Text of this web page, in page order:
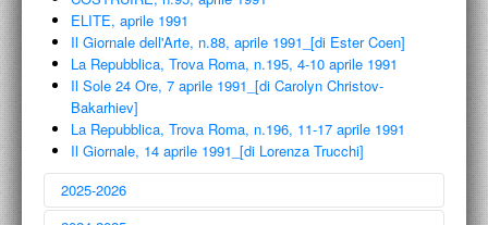
ELITE, aprile 1991
Il Giornale dell'Arte, n.88, aprile 1991_[di Ester Coen]
La Repubblica, Trova Roma, n.195, 4-10 aprile 1991
Il Sole 24 Ore, 7 aprile 1991_[di Carolyn Christov-
Bakarhiev]
La Repubblica, Trova Roma, n.196, 11-17 aprile 1991
Il Giornale, 14 aprile 1991_[di Lorenza Trucchi]
2025-2026